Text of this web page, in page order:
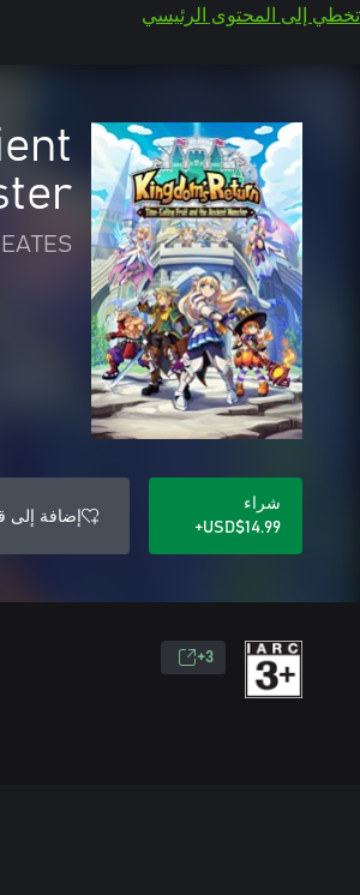
تخطي إلى المحتوى الرئيسي
شراء
USD$14.99+
إضافة إلى
3+